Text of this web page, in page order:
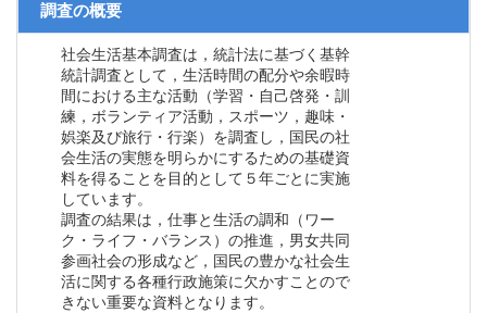
調査の概要
社会生活基本調査は，統計法に基づく基幹
統計調査として，生活時間の配分や余暇時
間における主な活動（学習・自己啓発・訓
練，ボランティア活動，スポーツ，趣味・
娯楽及び旅行・行楽）を調査し，国民の社
会生活の実態を明らかにするための基礎資
料を得ることを目的として５年ごとに実施
しています。
調査の結果は，仕事と生活の調和（ワー
ク・ライフ・バランス）の推進，男女共同
参画社会の形成など，国民の豊かな社会生
活に関する各種行政施策に欠かすことので
きない重要な資料となります。